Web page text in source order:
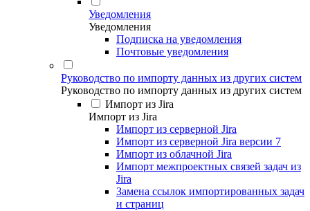
Уведомления
Уведомления
Подписка на уведомления
Почтовые уведомления
Руководство по импорту данных из других систем
Руководство по импорту данных из других систем
Импорт из Jira
Импорт из Jira
Импорт из серверной Jira
Импорт из серверной Jira версии 7
Импорт из облачной Jira
Импорт межпроектных связей задач из
Jira
Замена ссылок импортированных задач
и страниц